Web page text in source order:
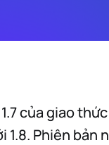
của giao
Phiên bản